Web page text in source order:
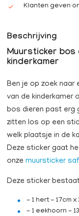
Klanten geven
Beschrijving
Muursticker bos
kinderkamer
Ben je op zoek naar
van de kinderkamer
bos dieren past erg
zitten los op een
welk plaatsje in de
Deze sticker gaat
onze muursticker
​​Deze sticker
- 1 hert - 17cm x
- 1 eekhoorn -